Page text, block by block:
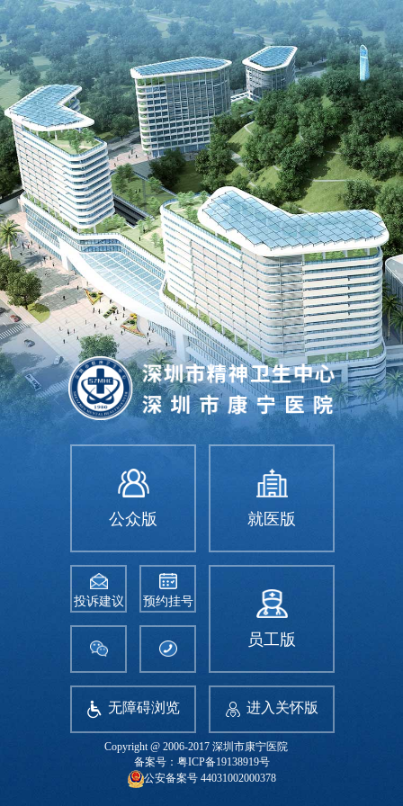
就医版
公众版
员工版
投诉建议 预约挂号
进入关怀版
无障碍浏览
Copyright @ 2006-2017 深圳市康宁医院
备案号：粤ICP备19138919号
公安备案号 44031002000378